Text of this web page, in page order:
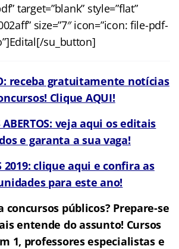
target=”blank” style=”flat”
size=”7″ icon=”icon: file-pdf-
su_button]
receba gratuitamente notícias
Clique AQUI!
ABERTOS: veja aqui os editais
e garanta a sua vaga!
2019: clique aqui e confira as
para este ano!
concursos públicos? Prepare-se
entende do assunto! Cursos
1, professores especialistas e